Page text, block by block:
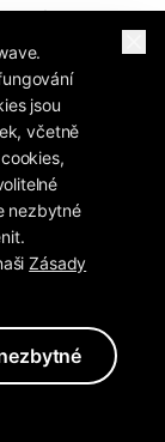
spam
bodu váží
pak 7, pak
popředí
teplý, a
jako
jsou
včetně
nezbytné
Zásady